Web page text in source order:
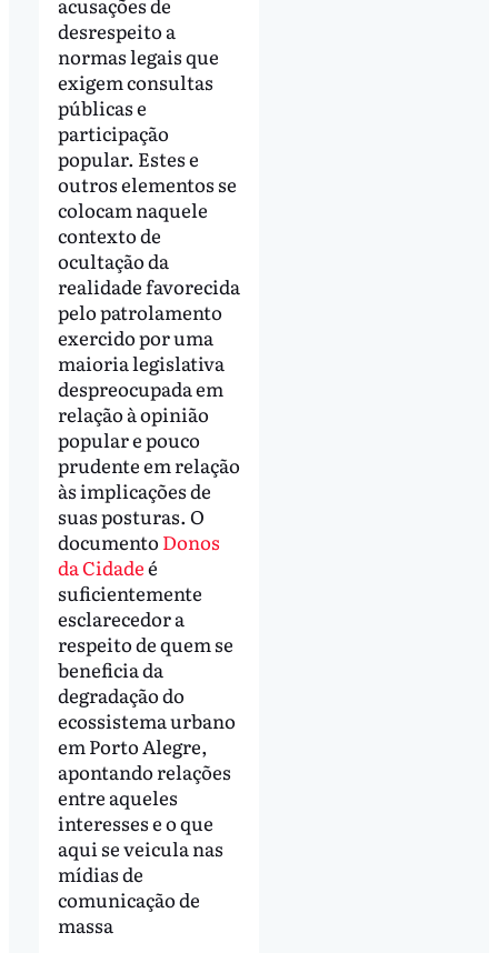
desrespeito a
normas legais que
exigem consultas
públicas e
participação
popular. Estes e
outros elementos se
colocam naquele
contexto de
ocultação da
realidade favorecida
pelo patrolamento
exercido por uma
maioria legislativa
despreocupada em
relação à opinião
popular e pouco
prudente em relação
às implicações de
suas posturas. O
documento Donos
da Cidadeé
suficientemente
esclarecedor a
respeito de quem se
beneficia da
degradação do
ecossistema urbano
em Porto Alegre,
apontando relações
entre aqueles
interesses e o que
aqui se veicula nas
mídias de
comunicação de
massa